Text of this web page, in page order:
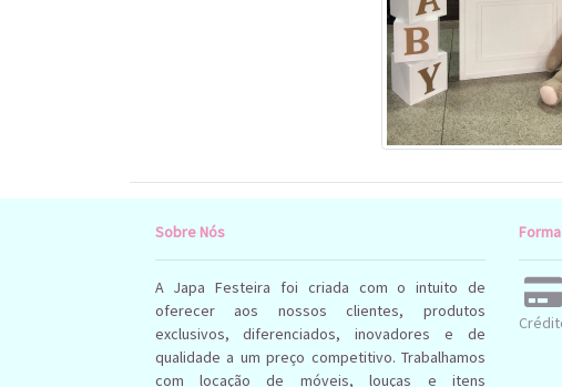
Sobre Nós
A Japa Festeira foi criada com o intuito de
oferecer aos nossos clientes, produtos
exclusivos, diferenciados, inovadores e de
qualidade a um preço competitivo. Trabalhamos
com locação de móveis, louças e itens